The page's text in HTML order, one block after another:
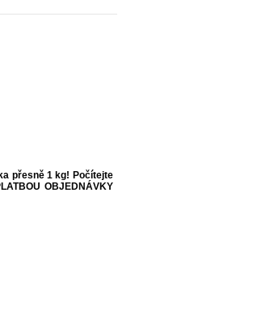
přesně 1 kg! Počítejte
OBJEDNÁVKY